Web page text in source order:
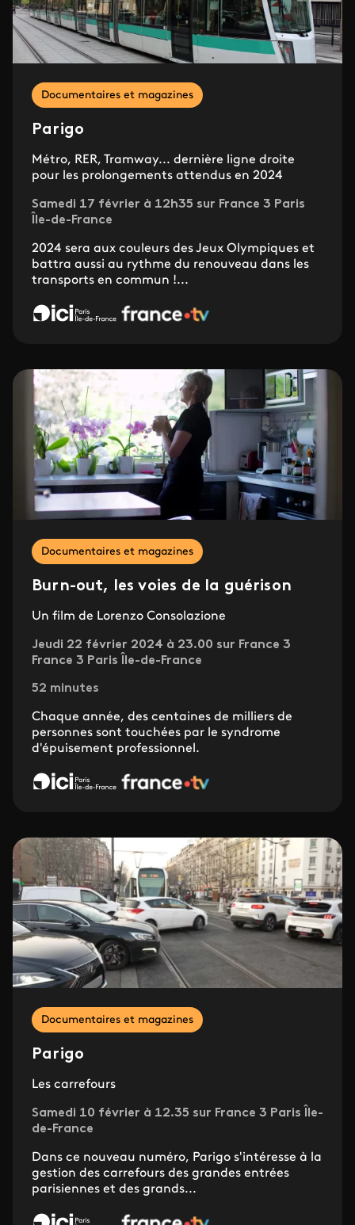
Documentaires et magazines
Parigo
Métro, RER, Tramway... dernière ligne droite
pour les prolongements attendus en 2024
Samedi 17 février à 12h35 sur France 3 Paris
Île-de-France
2024 sera aux couleurs des Jeux Olympiques et
battra aussi au rythme du renouveau dans les
transports en commun !...
Documentaires et magazines
Burn-out, les voies de la guérison
Un film de Lorenzo Consolazione
Jeudi 22 février 2024 à 23.00 sur France 3
France 3 Paris Île-de-France
52 minutes
Chaque année, des centaines de milliers de
personnes sont touchées par le syndrome
d'épuisement professionnel.
Documentaires et magazines
Parigo
Les carrefours
Samedi 10 février à 12.35 sur France 3 Paris Île-
de-France
Dans ce nouveau numéro, Parigo s'intéresse à la
gestion des carrefours des grandes entrées
parisiennes et des grands...